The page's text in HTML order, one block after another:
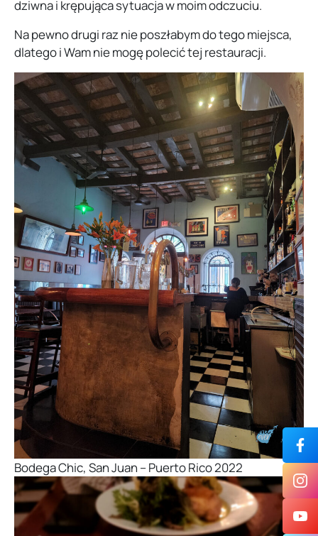
dziwna i krępująca sytuacja w moim odczuciu.
Na pewno drugi raz nie poszłabym do tego miejsca,
dlatego i Wam nie mogę polecić tej restauracji.
Bodega Chic, San Juan – Puerto Rico 2022